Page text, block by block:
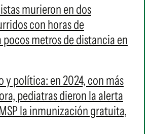
murieron en dos
con horas de
metros de distancia en
y política: en 2024, con más
pediatras dieron la alerta
la inmunización gratuita,